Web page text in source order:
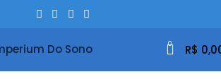
0 R$